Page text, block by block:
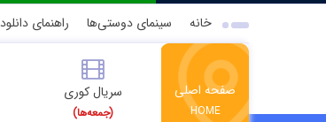
خانه سینمای دوستی‌ها راهنمای دانلود
صفحه اصلی
HOME
سریال کوری
(جمعه‌ها)